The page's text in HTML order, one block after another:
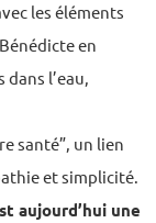
les éléments
en
l’eau,
santé”, un lien
et simplicité.
aujourd’hui une